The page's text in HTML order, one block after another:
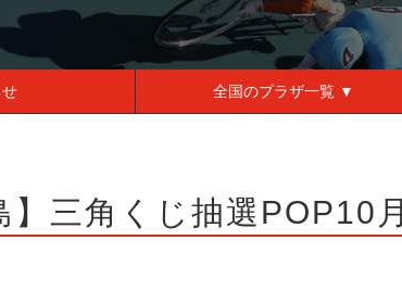
全国のプラザ一覧 ▼
】三角くじ抽選POP10月